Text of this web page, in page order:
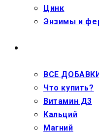
Цинк
Энзимы и
ВСЕ
Что купить?
Витамин Д3
Кальций
Магний